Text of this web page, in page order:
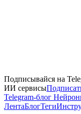
Подписывайся на
ИИ сервисы
Telegram-блог
ЛентаБлогТеги